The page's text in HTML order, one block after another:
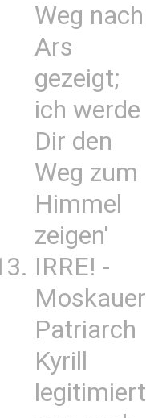
Weg nach
Ars
gezeigt;
ich werde
Dir den
Weg zum
Himmel
zeigen'
IRRE! -
Moskauer
Patriarch
Kyrill
legitimiert